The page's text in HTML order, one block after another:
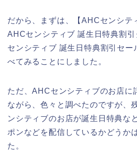
だから、まずは、【AHCセンシテ
AHCセンシティブ 誕生日特典割
センシティブ 誕生日特典割引セー
べてみることにしました。
ただ、AHCセンシティブのお店に
ながら、色々と調べたのですが、
ンシティブのお店が誕生日特典な
ポンなどを配信しているかどうか
た。